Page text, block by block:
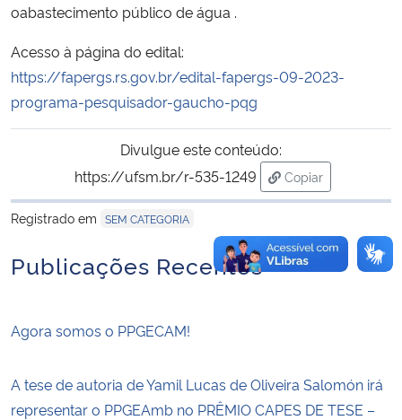
oabastecimento público de água .
Acesso à página do edital:
https://fapergs.rs.gov.br/edital-fapergs-09-2023-
programa-pesquisador-gaucho-pqg
Divulgue este conteúdo:
https://ufsm.br/r-535-1249
Copiar
para área de
Registrado em SEM CATEGORIA
Publicações Recentes
Agora somos o PPGECAM!
A tese de autoria de Yamil Lucas de Oliveira Salomón irá
representar o PPGEAmb no PRÊMIO CAPES DE TESE –